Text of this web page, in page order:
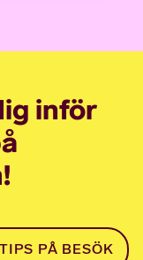
inför
PÅ BESÖK